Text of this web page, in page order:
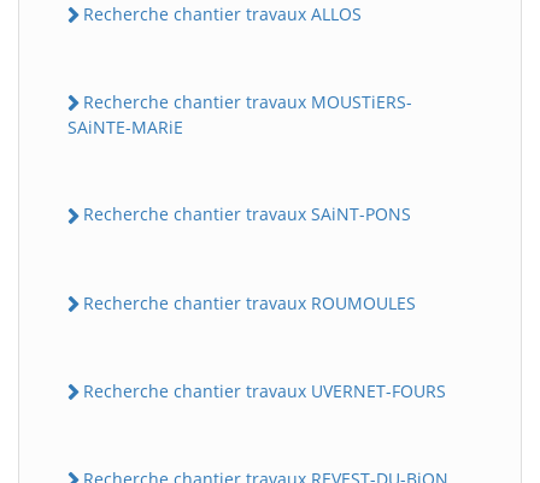
Recherche chantier travaux ALLOS
Recherche chantier travaux MOUSTiERS-
SAiNTE-MARiE
Recherche chantier travaux SAiNT-PONS
Recherche chantier travaux ROUMOULES
Recherche chantier travaux UVERNET-FOURS